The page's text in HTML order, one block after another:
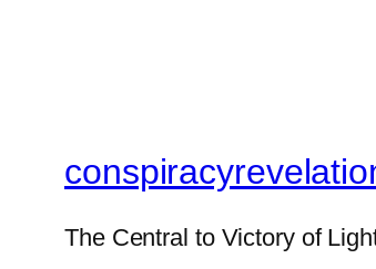
The Central to Victory of